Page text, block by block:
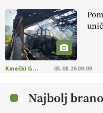
[EKOloško = LOGIČNO
v tujini
. Zato je ekološka
vinarje
. VEČ
https://
https://t.co/01qpoeLyNP
Kmečki Glas 05.08.26 09:09
Najbolj brano